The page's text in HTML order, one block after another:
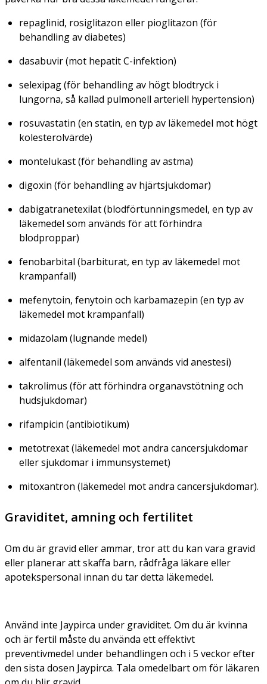
repaglinid, rosiglitazon eller pioglitazon (för
behandling av diabetes)
dasabuvir (mot hepatit C-infektion)
selexipag (för behandling av högt blodtryck i
lungorna, så kallad pulmonell arteriell hypertension)
rosuvastatin (en statin, en typ av läkemedel mot högt
kolesterolvärde)
montelukast (för behandling av astma)
digoxin (för behandling av hjärtsjukdomar)
dabigatranetexilat (blodförtunningsmedel, en typ av
läkemedel som används för att förhindra
blodproppar)
fenobarbital (barbiturat, en typ av läkemedel mot
krampanfall)
mefenytoin, fenytoin och karbamazepin (en typ av
läkemedel mot krampanfall)
midazolam (lugnande medel)
alfentanil (läkemedel som används vid anestesi)
takrolimus (för att förhindra organavstötning och
hudsjukdomar)
rifampicin (antibiotikum)
metotrexat (läkemedel mot andra cancersjukdomar
eller sjukdomar i immunsystemet)
mitoxantron (läkemedel mot andra cancersjukdomar).
Graviditet, amning och fertilitet
Om du är gravid eller ammar, tror att du kan vara gravid
eller planerar att skaffa barn, rådfråga läkare eller
apotekspersonal innan du tar detta läkemedel.
Använd inte Jaypirca under graviditet. Om du är kvinna
och är fertil måste du använda ett effektivt
preventivmedel under behandlingen och i 5 veckor efter
den sista dosen Jaypirca. Tala omedelbart om för läkaren